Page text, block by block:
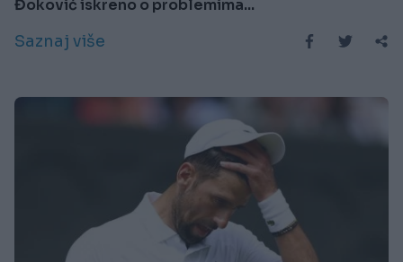
Đoković iskreno o problemima...
Saznaj više